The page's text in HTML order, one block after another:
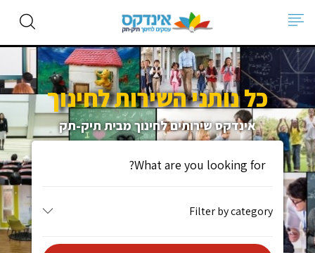
כל נותני השירות לחינוך
אינדקס שירותים לחינוך מבית תיק-תק
Filter by category